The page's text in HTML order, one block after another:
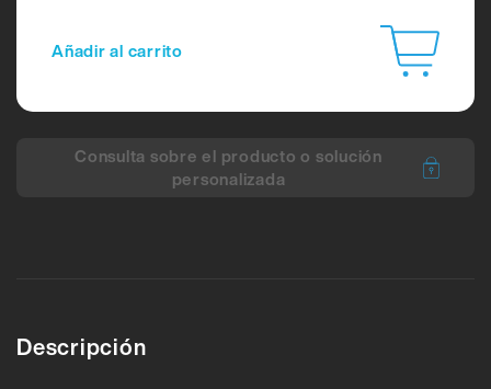
Añadir al carrito
Consulta sobre el producto o solución
personalizada
Descripción